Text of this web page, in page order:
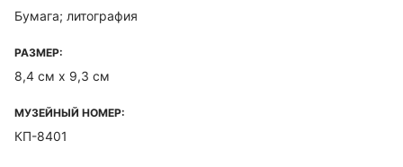
Бумага; литография
РАЗМЕР:
8,4 см х 9,3 см
МУЗЕЙНЫЙ НОМЕР:
КП-8401